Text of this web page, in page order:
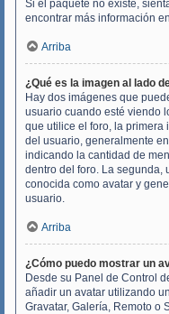
Si el paquete no existe,
encontrar más información
Arriba
¿Qué es la imagen al lado
Hay dos imágenes que
usuario cuando esté viendo
que utilice el foro, la primera
del usuario, generalmente
indicando la cantidad de
dentro del foro. La segunda,
conocida como avatar y
usuario.
Arriba
¿Cómo puedo mostrar un
Desde su Panel de Control
añadir un avatar utilizando
Gravatar, Galería, Remoto o